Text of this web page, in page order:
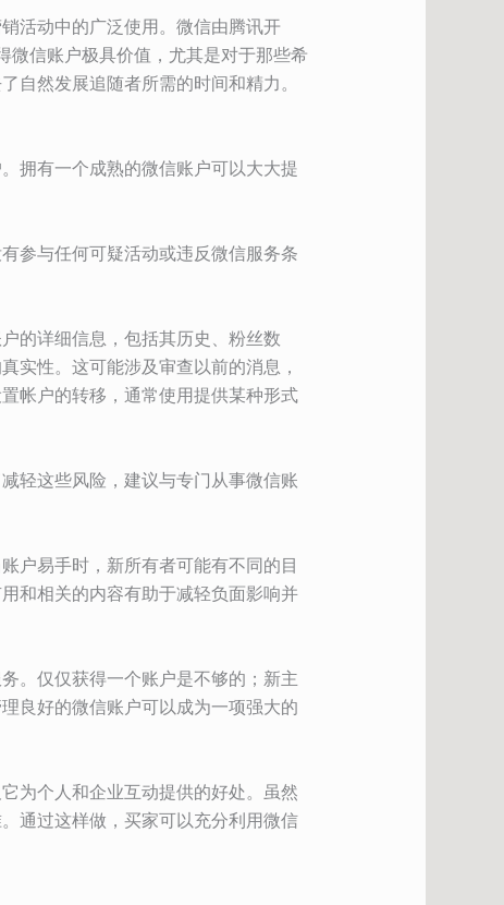
活动中的广泛使用。微信由腾讯开
微信账户极具价值，尤其是对于那些希
自然发展追随者所需的时间和精力。
拥有一个成熟的微信账户可以大大提
参与任何可疑活动或违反微信服务条
的详细信息，包括其历史、粉丝数
实性。这可能涉及审查以前的消息，
帐户的转移，通常使用提供某种形式
轻这些风险，建议与专门从事微信账
户易手时，新所有者可能有不同的目
和相关的内容有助于减轻负面影响并
。仅仅获得一个账户是不够的；新主
良好的微信账户可以成为一项强大的
为个人和企业互动提供的好处。虽然
通过这样做，买家可以充分利用微信